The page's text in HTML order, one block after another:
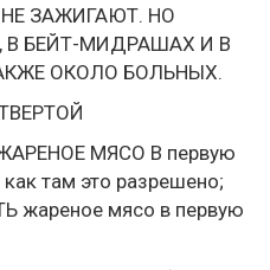
ЗАЖИГАЮТ. НО
В БЕЙТ-МИДРАШАХ И В
ОКОЛО БОЛЬНЫХ.
МЯСО В первую
там это разрешено;
жареное мясо в первую